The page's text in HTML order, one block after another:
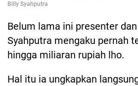
Billy Syahputra
Belum lama ini presenter
Syahputra mengaku pernah
hingga miliaran rupiah lho.
Hal itu ia ungkapkan